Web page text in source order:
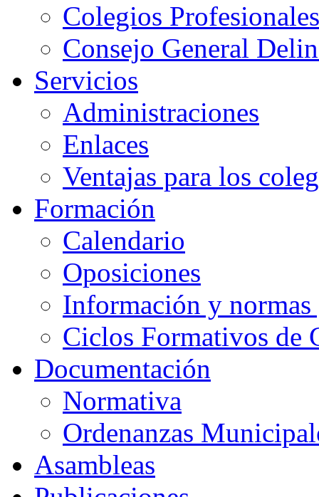
Colegios Profesionales
Consejo General
Servicios
Administraciones
Enlaces
Ventajas para los
Formación
Calendario
Oposiciones
Información y normas
Ciclos Formativos de
Documentación
Normativa
Ordenanzas
Asambleas